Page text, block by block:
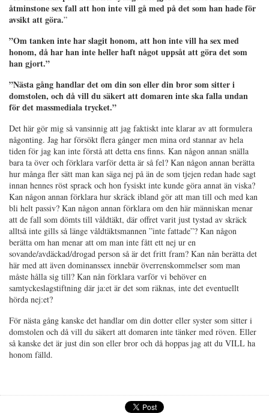
åtminstone sex fall att hon inte vill gå med på det som han hade för
avsikt att göra.”
”Om tanken inte har slagit honom, att hon inte vill ha sex med
honom, då har han inte heller haft något uppsåt att göra det som
han gjort.”
”Nästa gång handlar det om din son eller din bror som sitter i
domstolen, och då vill du säkert att domaren inte ska falla undan
för det massmediala trycket.”
Det här gör mig så vansinnig att jag faktiskt inte klarar av att formulera
någonting. Jag har försökt flera gånger men mina ord stannar av hela
tiden för jag kan inte förstå att detta ens finns. Kan någon annan snälla
bara ta över och förklara varför detta är så fel? Kan någon annan berätta
hur många fler sätt man kan säga nej på än de som tjejen redan hade sagt
innan hennes röst sprack och hon fysiskt inte kunde göra annat än viska?
Kan någon annan förklara hur skräck ibland gör att man till och med kan
bli helt passiv? Kan någon annan förklara om den här människan menar
att de fall som dömts till våldtäkt, där offret varit just tystad av skräck
alltså inte gills så länge våldtäktsmannen ”inte fattade”? Kan någon
berätta om han menar att om man inte fått ett nej ur en
sovande/avdäckad/drogad person så är det fritt fram? Kan nån berätta det
här med att även dominanssex innebär överrenskommelser som man
måste hålla sig till? Kan nån förklara varför vi behöver en
samtyckeslagstiftning där ja:et är det som räknas, inte det eventuellt
hörda nej:et?
För nästa gång kanske det handlar om din dotter eller syster som sitter i
domstolen och då vill du säkert att domaren inte tänker med röven. Eller
så kanske det är just din son eller bror och då hoppas jag att du VILL ha
honom fälld.